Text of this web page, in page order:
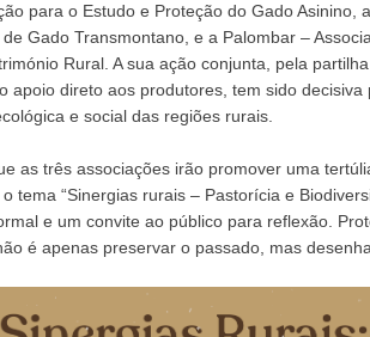
para o Estudo e Proteção do Gado Asinino,
Gado Transmontano, e a Palombar –
Rural. A sua ação conjunta, pela
apoio direto aos produtores, tem sido decisiva
e social das regiões rurais.
as três associações irão promover uma
tema “Sinergias rurais – Pastorícia e
e um convite ao público para reflexão.
é apenas preservar o passado, mas